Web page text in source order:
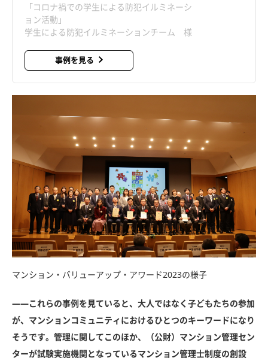
「コロナ禍での学生による防犯イルミネーシ
ョン活動」
学生による防犯イルミネーションチーム 様
事例を見る
マンション・バリューアップ・アワード2023の様子
――これらの事例を見ていると、大人ではなく子どもたちの参加
が、マンションコミュニティにおけるひとつのキーワードになり
そうです。管理に関してこのほか、（公財）マンション管理セン
ターが試験実施機関となっているマンション管理士制度の創設